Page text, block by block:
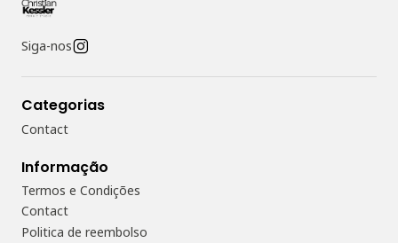
Siga-nos
Categorias
Contact
Informação
Termos e Condições
Contact
Politica de reembolso